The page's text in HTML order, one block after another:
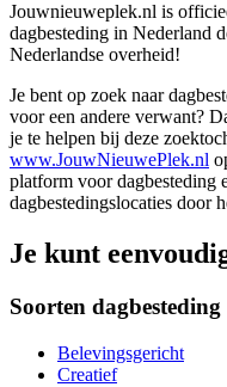
Jouwnieuweplek.nl is
dagbesteding in Nederland
Nederlandse overheid!
Je bent op zoek naar
voor een andere verwant?
je te helpen bij deze
www.JouwNieuwePlek.nl
platform voor dagbesteding
dagbestedingslocaties door
Je kunt
Soorten dagbesteding
Belevingsgericht
Creatief